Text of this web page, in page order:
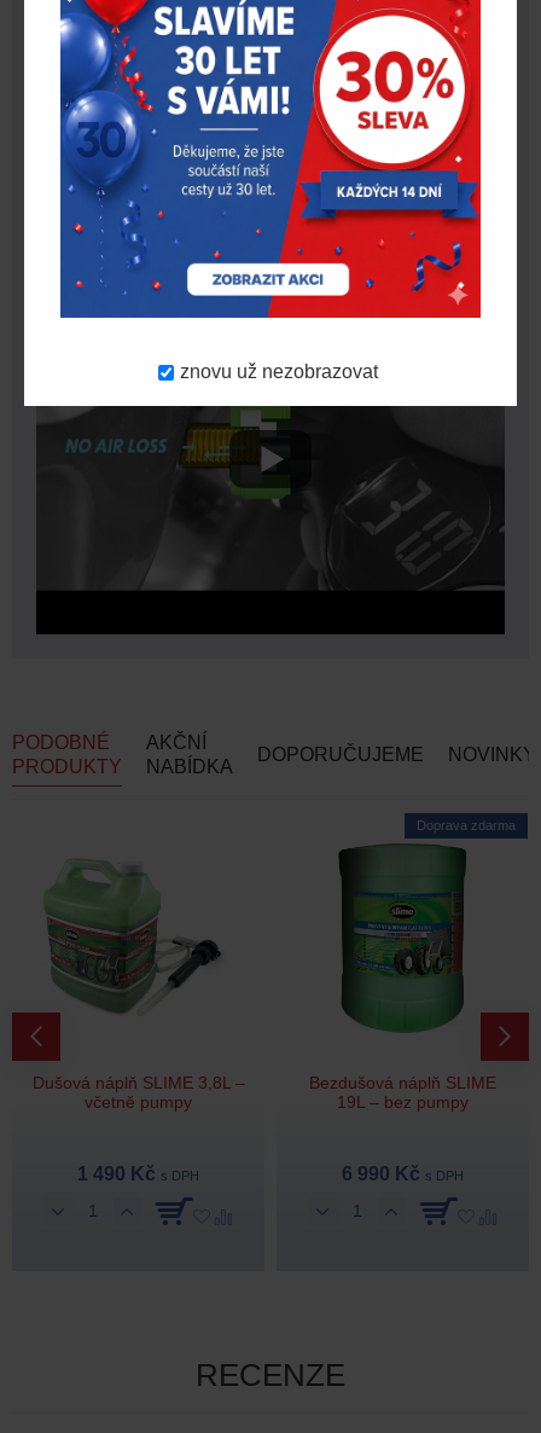
znovu už nezobrazovat
vypustit přebytečný vzduch — například pokud jste při
huštění překročili doporučený tlak. Není tak nutné
hledat špičatý předmět nebo použít samostatný nástroj.
Tento detail výrazně urychluje a zpřesňuje celý proces
kontroly a nastavení tlaku přímo u vozidla.
VIDEO
PODOBNÉ
PRODUKTY
AKČNÍ
NABÍDKA
DOPORUČUJEME NOVINKY
Dušová náplň SLIME 3,8L –
včetně pumpy
1 490 Kč s DPH
Doprava zdarma
Bezdušová náplň SLIME
19L – bez pumpy
6 990 Kč s DPH
RECENZE